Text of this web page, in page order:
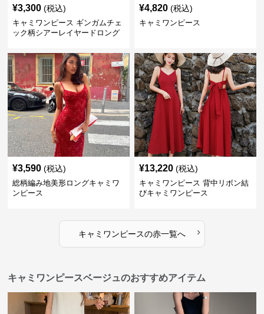
¥3,300 (税込)
キャミワンピース ギンガムチェ
ック柄シアーレイヤードロング
¥4,820 (税込)
キャミワンピース
¥3,590 (税込)
総柄編み地美形ロングキャミワ
ンピース
¥13,220 (税込)
キャミワンピース 背中リボン結
びキャミワンピース
キャミワンピースの赤一覧へ ›
キャミワンピースベージュのおすすめアイテム